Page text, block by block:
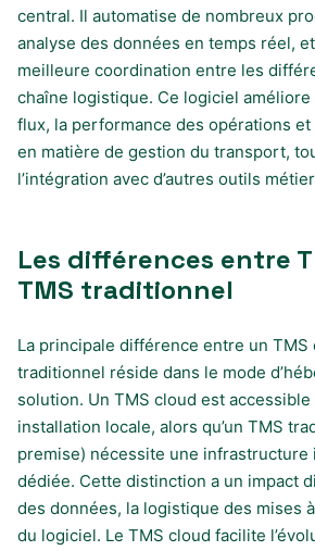
central. Il automatise de nombreux
analyse des données en temps réel,
meilleure coordination entre les
chaîne logistique. Ce logiciel
flux, la performance des opérations
en matière de gestion du transport,
l’intégration avec d’autres outils
Les différences entre
TMS traditionnel
La principale différence entre un TMS
traditionnel réside dans le mode
solution. Un TMS cloud est
installation locale, alors qu’un TMS
premise) nécessite une infrastructure
dédiée. Cette distinction a un impact
des données, la logistique des mises
du logiciel. Le TMS cloud facilite